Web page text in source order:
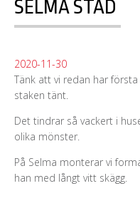
SELMA STAD
2020-11-30
Tänk att vi redan har
staken tänt.
Det tindrar så vackert i
olika mönster.
På Selma monterar vi
han med långt vitt skägg.